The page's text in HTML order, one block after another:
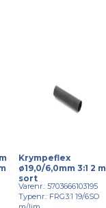
Krympeflex
ø19,0/6,0mm 3:1 2 m
sort
Varenr.: 5703666103195
Typenr.: FRG3:1 19/6SO